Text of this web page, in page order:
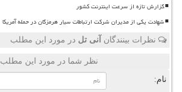
گزارش تازه از سرعت اینترنت کشور
شهادت یکی از مدیران شرکت ارتباطات سیار هرمزگان در حمله آمریکا
نظرات بینندگان آنی تل در مورد این مطلب
نظر شما در مورد این مطلب
نام: